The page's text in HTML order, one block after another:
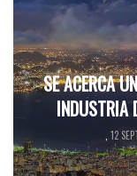
SE ACERCA
INDUSTRIA
12